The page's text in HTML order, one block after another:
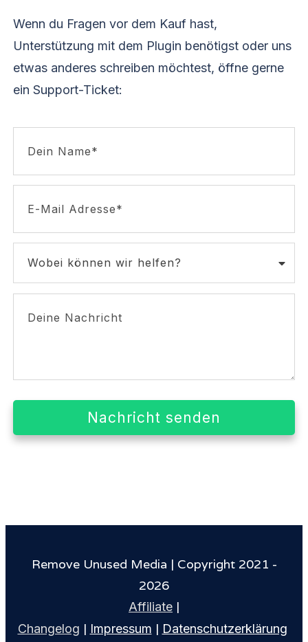
Wenn du Fragen vor dem Kauf hast,
Unterstützung mit dem Plugin benötigst oder uns
etwas anderes schreiben möchtest, öffne gerne
ein Support-Ticket:
Wobei können wir helfen?
Nachricht senden
Remove Unused Media | Copyright 2021 -
2026
Affiliate |
Changelog | Impressum | Datenschutzerklärung